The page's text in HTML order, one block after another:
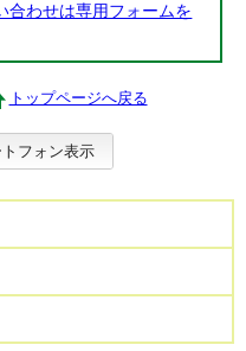
合わせは専用フォームを
トップページへ戻る
トフォン表示